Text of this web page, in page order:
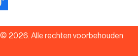
© 2026. Alle rechten voorbehouden